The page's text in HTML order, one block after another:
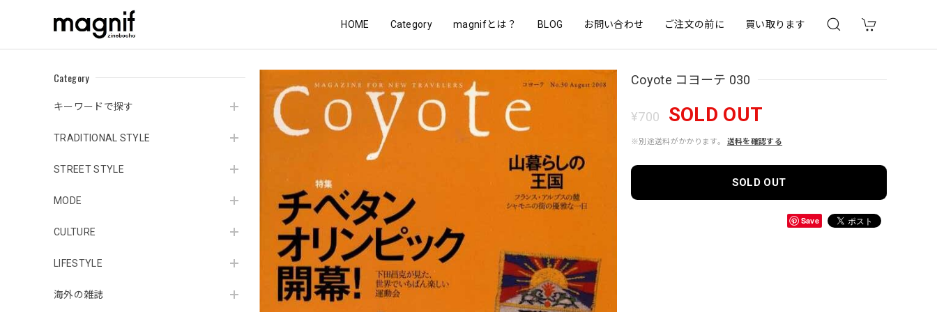
HOME Category magnifとは？ BLOG お問い合わせ ご注文の前に 買い取ります
Category
キーワードで探す
TRADITIONAL STYLE
STREET STYLE
MODE
CULTURE
LIFESTYLE
海外の雑誌
Coyote コヨーテ 030
¥700 SOLD OUT
※別途送料がかかります。 送料を確認する
SOLD OUT
Save